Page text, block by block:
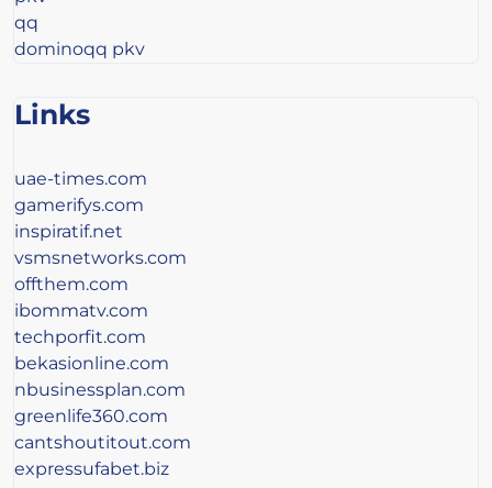
qq
dominoqq pkv
Links
uae-times.com
gamerifys.com
inspiratif.net
vsmsnetworks.com
offthem.com
ibommatv.com
techporfit.com
bekasionline.com
nbusinessplan.com
greenlife360.com
cantshoutitout.com
expressufabet.biz